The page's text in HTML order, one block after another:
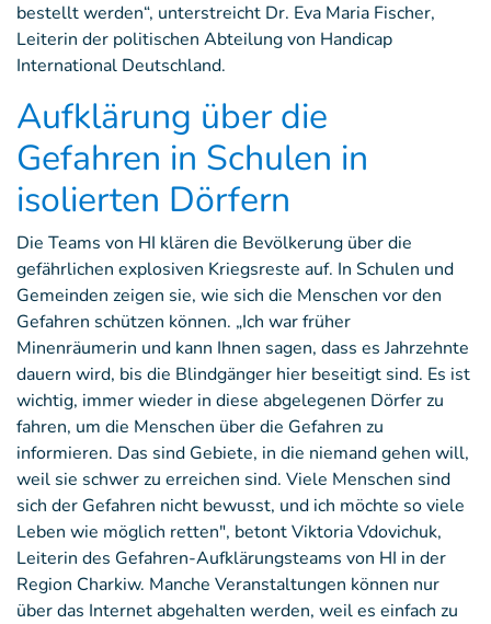
bestellt werden“, unterstreicht Dr. Eva Maria Fischer,
Leiterin der politischen Abteilung von Handicap
International Deutschland.
Aufklärung über die
Gefahren in Schulen in
isolierten Dörfern
Die Teams von HI klären die Bevölkerung über die
gefährlichen explosiven Kriegsreste auf. In Schulen und
Gemeinden zeigen sie, wie sich die Menschen vor den
Gefahren schützen können. „Ich war früher
Minenräumerin und kann Ihnen sagen, dass es Jahrzehnte
dauern wird, bis die Blindgänger hier beseitigt sind. Es ist
wichtig, immer wieder in diese abgelegenen Dörfer zu
fahren, um die Menschen über die Gefahren zu
informieren. Das sind Gebiete, in die niemand gehen will,
weil sie schwer zu erreichen sind. Viele Menschen sind
sich der Gefahren nicht bewusst, und ich möchte so viele
Leben wie möglich retten", betont Viktoria Vdovichuk,
Leiterin des Gefahren-Aufklärungsteams von HI in der
Region Charkiw. Manche Veranstaltungen können nur
über das Internet abgehalten werden, weil es einfach zu